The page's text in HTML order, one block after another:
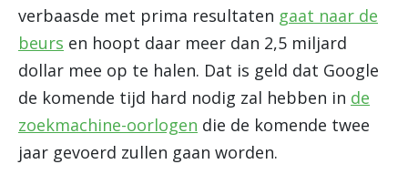
verbaasde met prima resultaten gaat naar de
beurs en hoopt daar meer dan 2,5 miljard
dollar mee op te halen. Dat is geld dat Google
de komende tijd hard nodig zal hebben in de
zoekmachine-oorlogen die de komende twee
jaar gevoerd zullen gaan worden.